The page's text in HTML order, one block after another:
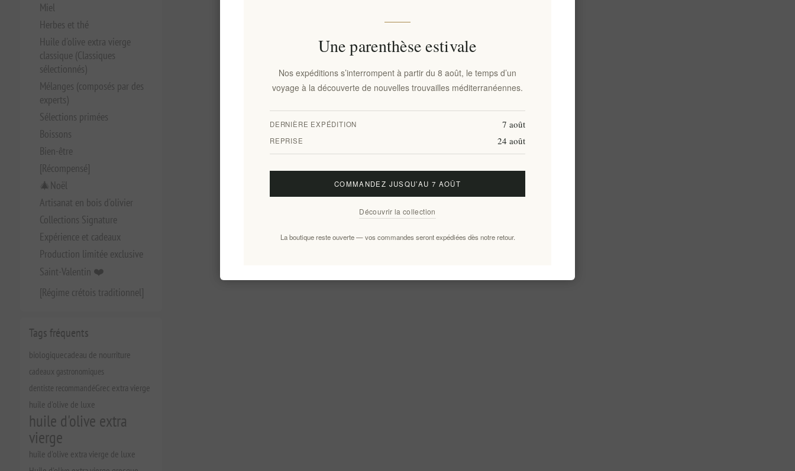
Miel
Herbes et thé
Huile d'olive extra vierge
classique (Classiques
sélectionnés)
Mélanges (composés par des
experts)
Sélections primées
Boissons
Bien-être
[Récompensé]
🎄Noël
Artisanat en bois d'olivier
Collections Signature
Expérience et cadeaux
Production limitée exclusive
Saint-Valentin ❤️
[Régime crétois traditionnel]
Tags fréquents
biologiquecadeau de nourriture
cadeaux gastronomiques
dentiste recommandéGrec extra vierge
huile d'olive de luxe
huile d'olive extra
vierge
huile d'olive extra vierge de luxe
Une parenthèse estivale
Nos expéditions s’interrompent à partir du 8 août, le temps d’un
voyage à la découverte de nouvelles trouvailles méditerranéennes.
DERNIÈRE EXPÉDITION 7 août
REPRISE 24 août
COMMANDEZ JUSQU’AU 7 AOÛT
Découvrir la collection
La boutique reste ouverte — vos commandes seront expédiées dès notre retour.